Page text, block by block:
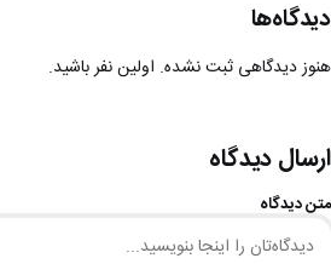
دیدگاه‌ها
هنوز دیدگاهی ثبت نشده. اولین نفر باشید.
ارسال دیدگاه
متن دیدگاه